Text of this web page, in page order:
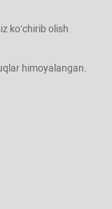
koʻchirib olish
himoyalangan.